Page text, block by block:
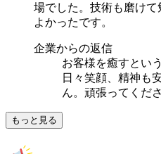
場でした。技術も磨け
よかったです。
企業からの返信
お客様を癒すとい
日々笑顔、精神も
ん。頑張ってくださ
もっと見る